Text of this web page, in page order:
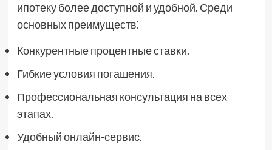
ипотеку более доступной и удобной. Среди
основных преимуществ⁚
Конкурентные процентные ставки.
Гибкие условия погашения.
Профессиональная консультация на всех
этапах.
Удобный онлайн-сервис.